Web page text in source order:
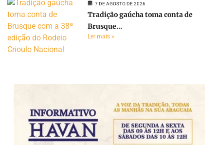
7 DE AGOSTO DE 2026
Tradição gaúcha toma conta de
Brusque...
Ler mais »